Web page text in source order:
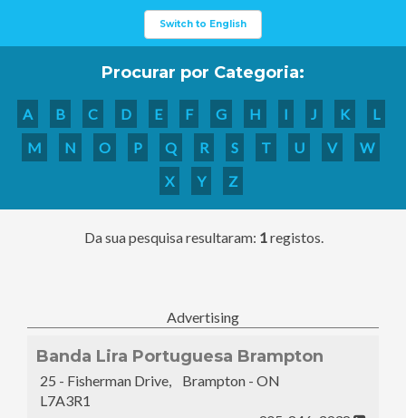
Switch to English
Procurar por Categoria:
A B C D E F G H I J K
L
M
N O P Q R S T U V
W
X
Y Z
Da sua pesquisa resultaram: 1 registos.
Advertising
Banda Lira Portuguesa Brampton
25 - Fisherman Drive, Brampton - ON
L7A3R1